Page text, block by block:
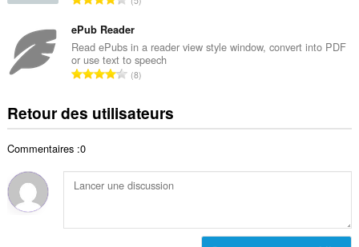
e
s
:
d
e
n
o
e
s
e
o
t
a
e
n
e
m
b
r
e
o
t
d
e
ePub Reader
Read ePubs in a reader view style window, convert into PDF
or use text to speech
N
b
t
o
l
8
Retour des utilisateurs
Commentaires :0